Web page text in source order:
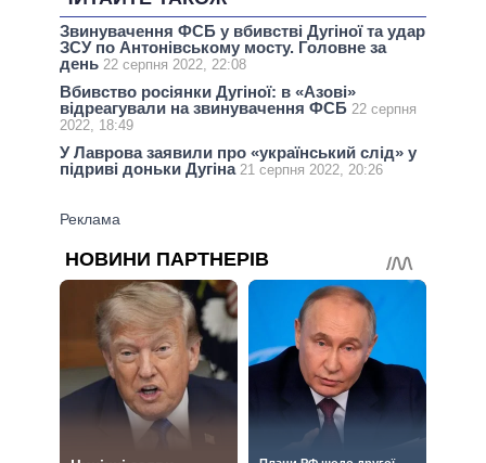
Звинувачення ФСБ у вбивстві Дугіної та удар
ЗСУ по Антонівському мосту. Головне за
день 22 серпня 2022, 22:08
Вбивство росіянки Дугіної: в «Азові»
відреагували на звинувачення ФСБ 22 серпня
2022, 18:49
У Лаврова заявили про «український слід» у
підриві доньки Дугіна 21 серпня 2022, 20:26